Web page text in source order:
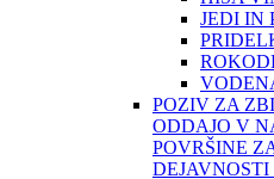
JEDI IN
POZIV ZA
ODDAJO V
POVRŠINE